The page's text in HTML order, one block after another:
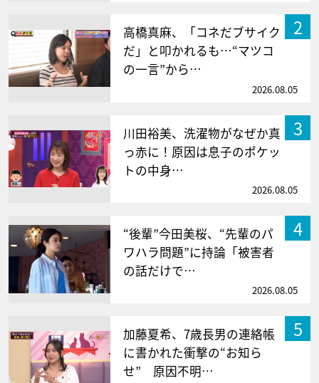
2
高橋真麻、「コネだブサイク
だ」と叩かれるも…“マツコ
の一言”から…
2026.08.05
3
川田裕美、洗濯物がなぜか真
っ赤に！原因は息子のポケッ
トの中身…
2026.08.05
4
“後輩”今田美桜、“先輩のパ
ワハラ問題”に持論「被害者
の話だけで…
2026.08.05
5
加藤夏希、7歳長男の連絡帳
に書かれた衝撃の“お知ら
せ” 原因不明…